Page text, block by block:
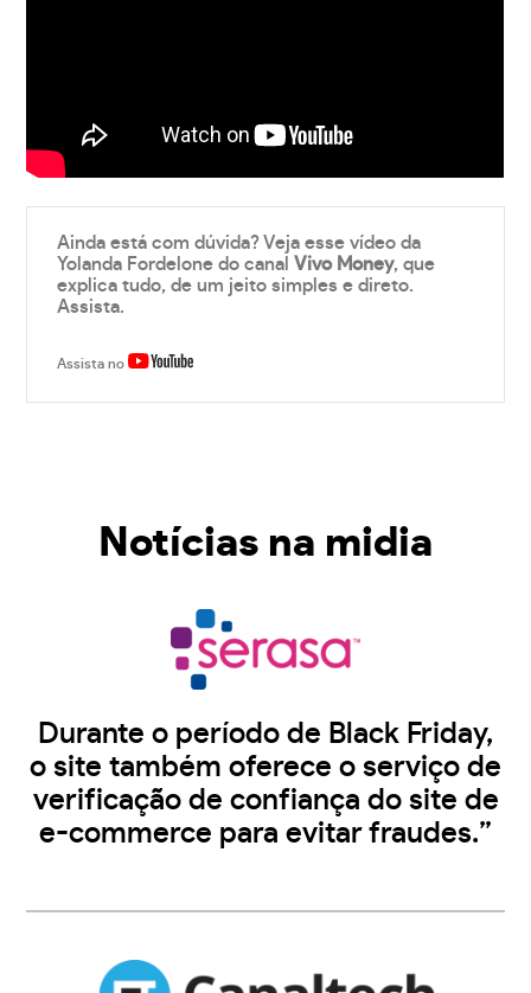
Ainda está com dúvida? Veja esse vídeo da
Yolanda Fordelone do canalVivo Money, que
explica tudo, de um jeito simples e direto.
Assista.
Assista no
Notícias na midia
Durante o período de Black Friday,
o site também oferece o serviço de
verificação de confiança do site de
e-commerce para evitar fraudes.”